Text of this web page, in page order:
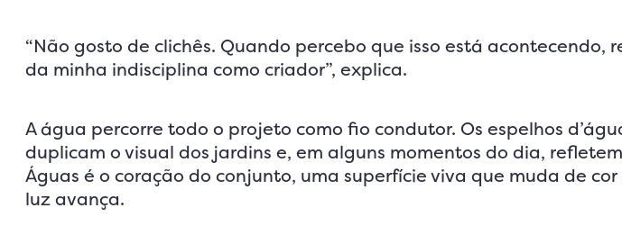
“Não gosto de clichês. Quando percebo que isso está acontecendo,
da minha indisciplina como criador”, explica.
A água percorre todo o projeto como fio condutor. Os espelhos
duplicam o visual dos jardins e, em alguns momentos do dia,
Águas é o coração do conjunto, uma superfície viva que muda de
luz avança.